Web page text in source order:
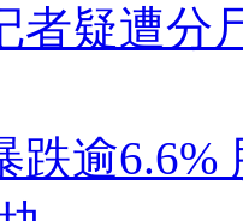
者疑遭
跌逾6.6%